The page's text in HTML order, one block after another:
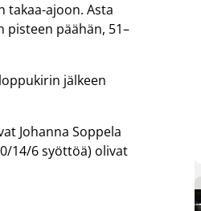
takaa-ajoon. Asta
päähän, 51–
jälkeen
Johanna Soppela
14/6 syöttöä) olivat